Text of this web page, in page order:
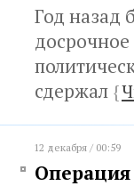
Год назад
сдержал {
12 декабря / 00:59